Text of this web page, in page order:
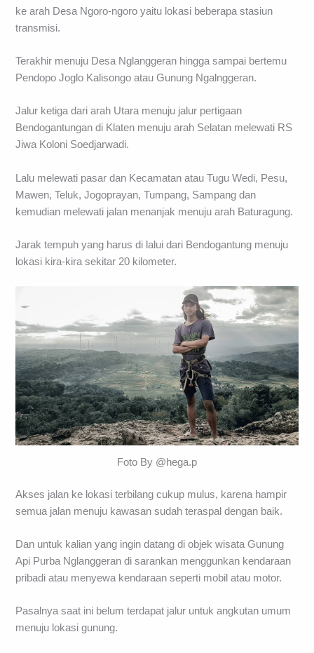
ke arah Desa Ngoro-ngoro yaitu lokasi beberapa stasiun
transmisi.
Terakhir menuju Desa Nglanggeran hingga sampai bertemu
Pendopo Joglo Kalisongo atau Gunung Ngalnggeran.
Jalur ketiga dari arah Utara menuju jalur pertigaan
Bendogantungan di Klaten menuju arah Selatan melewati RS
Jiwa Koloni Soedjarwadi.
Lalu melewati pasar dan Kecamatan atau Tugu Wedi, Pesu,
Mawen, Teluk, Jogoprayan, Tumpang, Sampang dan
kemudian melewati jalan menanjak menuju arah Baturagung.
Jarak tempuh yang harus di lalui dari Bendogantung menuju
lokasi kira-kira sekitar 20 kilometer.
Foto By @hega.p
Akses jalan ke lokasi terbilang cukup mulus, karena hampir
semua jalan menuju kawasan sudah teraspal dengan baik.
Dan untuk kalian yang ingin datang di objek wisata Gunung
Api Purba Nglanggeran di sarankan menggunkan kendaraan
pribadi atau menyewa kendaraan seperti mobil atau motor.
Pasalnya saat ini belum terdapat jalur untuk angkutan umum
menuju lokasi gunung.